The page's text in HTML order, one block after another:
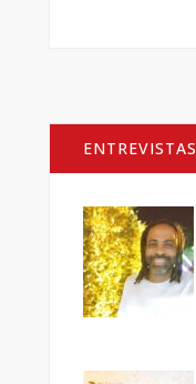
ENTREVISTAS